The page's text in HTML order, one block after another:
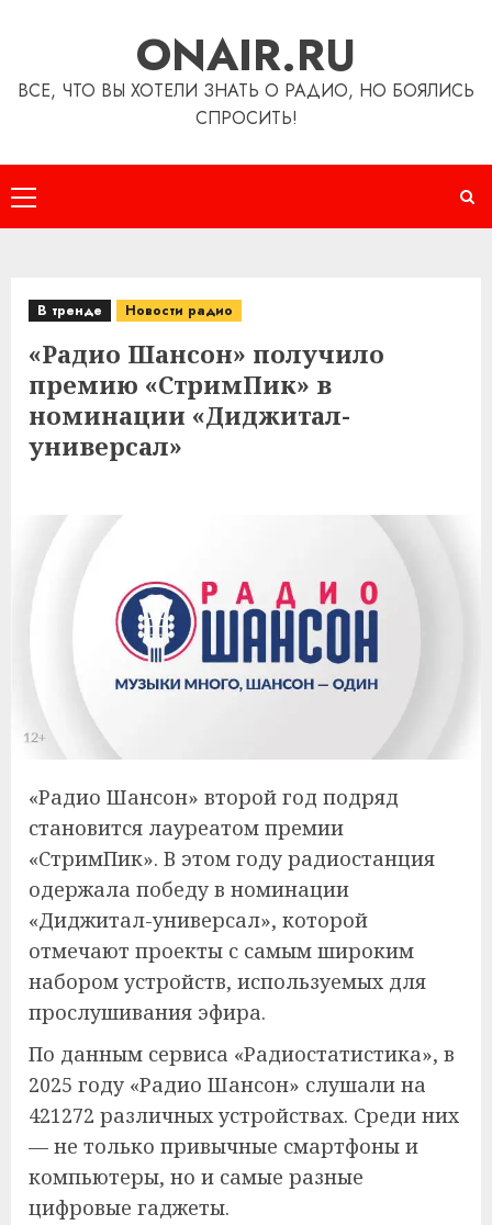
ONAIR.RU
ВСЕ, ЧТО ВЫ ХОТЕЛИ ЗНАТЬ О РАДИО, НО БОЯЛИСЬ
СПРОСИТЬ!
Основное
меню
В тренде Новости радио
«Радио Шансон» получило
премию «СтримПик» в
номинации «Диджитал-
универсал»
«Радио Шансон» второй год подряд
становится лауреатом премии
«СтримПик». В этом году радиостанция
одержала победу в номинации
«Диджитал-универсал», которой
отмечают проекты с самым широким
набором устройств, используемых для
прослушивания эфира.
По данным сервиса «Радиостатистика», в
2025 году «Радио Шансон» слушали на
421272 различных устройствах. Среди них
— не только привычные смартфоны и
компьютеры, но и самые разные
цифровые гаджеты.